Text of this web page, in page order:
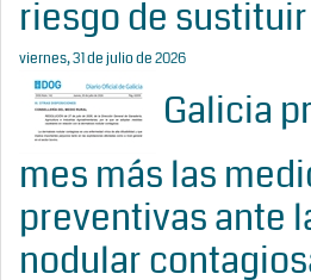
riesgo de
viernes, 31 de julio de 2026
Galicia
mes más las
preventivas ante
nodular